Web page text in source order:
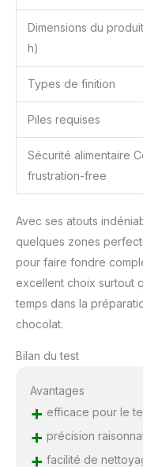
Dimensions du
h)
Types de finition
Piles requises
Sécurité alimentaire
frustration-free
Avec ses atouts
quelques zones
pour faire fondre
excellent choix surtout
temps dans la
chocolat.
Bilan du test
Avantages
+ efficace pour le
+ précision
+ facilité de